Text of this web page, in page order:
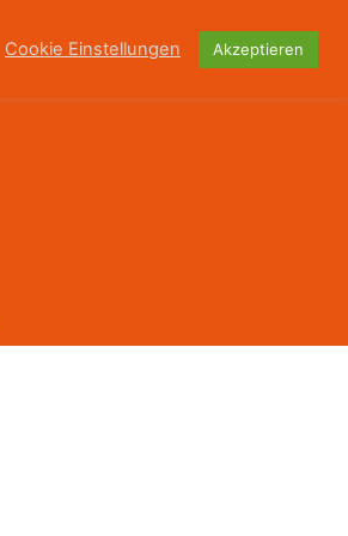
Cookie Einstellungen Akzeptieren